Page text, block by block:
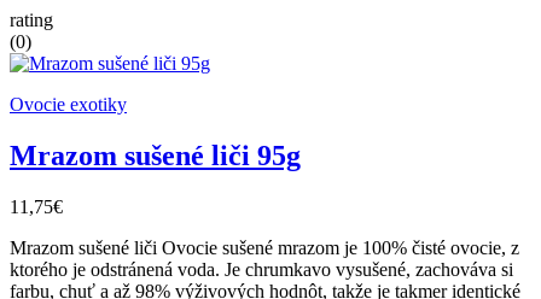
rating
(0)
Ovocie exotiky
Mrazom sušené liči 95g
11,75€
Mrazom sušené liči Ovocie sušené mrazom je 100% čisté ovocie, z
ktorého je odstránená voda. Je chrumkavo vysušené, zachováva si
farbu, chuť a až 98% výživových hodnôt, takže je takmer identické